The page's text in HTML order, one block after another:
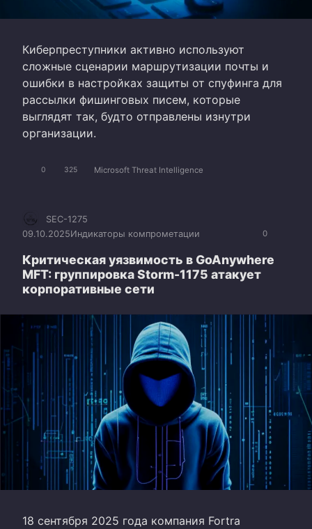
Киберпреступники активно используют
сложные сценарии маршрутизации почты и
ошибки в настройках защиты от спуфинга для
рассылки фишинговых писем, которые
выглядят так, будто отправлены изнутри
организации.
0 325 Microsoft Threat Intelligence
0
SEC-1275
09.10.2025Индикаторы компрометации
Критическая уязвимость в GoAnywhere
MFT: группировка Storm-1175 атакует
корпоративные сети
18 сентября 2025 года компания Fortra